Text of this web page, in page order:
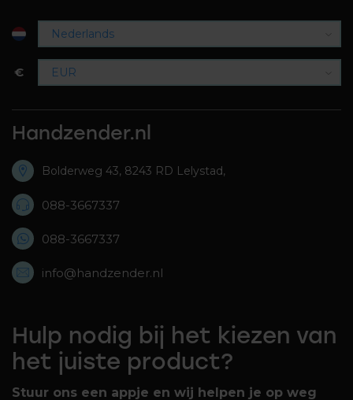
€
Handzender.nl
Bolderweg 43, 8243 RD Lelystad,
088-3667337
088-3667337
info@handzender.nl
Hulp nodig bij het kiezen van
het juiste product?
Stuur ons een appje en wij helpen je op weg